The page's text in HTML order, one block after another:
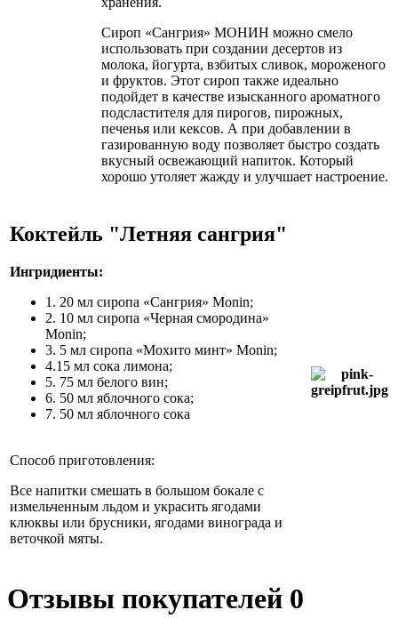
Сироп «Сангрия» МОНИН можно смело
использовать при создании десертов из
молока, йогурта, взбитых сливок, мороженого
и фруктов. Этот сироп также идеально
подойдет в качестве изысканного ароматного
подсластителя для пирогов, пирожных,
печенья или кексов. А при добавлении в
газированную воду позволяет быстро создать
вкусный освежающий напиток. Который
хорошо утоляет жажду и улучшает настроение.
Коктейль "Летняя сангрия"
Ингридиенты:
1. 20 мл сиропа «Cангрия» Monin;
2. 10 мл сиропа «Черная смородина»
Monin;
3. 5 мл сиропа «Мохито минт» Monin;
4.15 мл сока лимона;
5. 75 мл белого вин;
6. 50 мл яблочного сока;
7. 50 мл яблочного сока
Способ приготовления:
Все напитки смешать в большом бокале с
измельченным льдом и украсить ягодами
клюквы или брусники, ягодами винограда и
веточкой мяты.
Отзывы покупателей 0